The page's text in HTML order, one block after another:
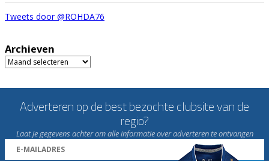
Tweets door @ROHDA76
Archieven
Archieven
Adverteren op de best bezochte clubsite van de
regio?
Laat je gegevens achter om alle informatie over adverteren te ontvangen